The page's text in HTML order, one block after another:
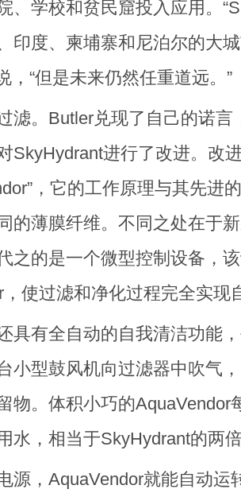
、学校和贫民窟投入应用。
印度、柬埔寨和尼泊尔的大
，“但是未来仍然任重道远。”
。Butler兑现了自己的诺言
SkyHydrant进行了改进。改
，它的工作原理与其先进
的薄膜纤维。不同之处在于
之的是一个微型控制设备，
使过滤和净化过程完全实现
有全自动的自我清洁功能，
小型鼓风机向过滤器中吹气
物。体积小巧的AquaVendor
水，相当于SkyHydrant的两
，AquaVendor就能自动运